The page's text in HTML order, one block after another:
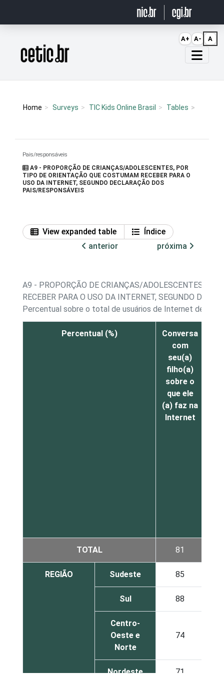
Página inicial
Home Surveys TIC Kids Online Brasil Tables
Pais/responsáveis
A9 - PROPORÇÃO DE CRIANÇAS/ADOLESCENTES, POR
TIPO DE ORIENTAÇÃO QUE COSTUMAM RECEBER PARA O
USO DA INTERNET, SEGUNDO DECLARAÇÃO DOS
PAIS/RESPONSÁVEIS
View expanded table
Índice
anterior
próxima
A9 - PROPORÇÃO DE CRIANÇAS/ADOLESCENTES,
RECEBER PARA O USO DA INTERNET, SEGUNDO
Percentual sobre o total de usuários de Internet de 9 a
Percentual (%)
Conversa
com
seu(a)
filho(a)
sobre o
que ele
(a) faz na
Internet
TOTAL 81
REGIÃO Sudeste 85
Sul 88
Centro-
Oeste e
Norte
74
Nordeste 71
A+ A- A